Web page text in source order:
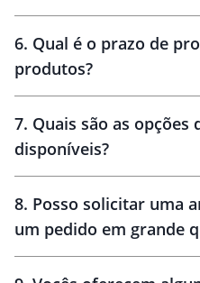
6. Qual é o prazo de
produtos?
10 dias
7. Quais são as opções
disponíveis?
8. Posso solicitar uma
um pedido em grande